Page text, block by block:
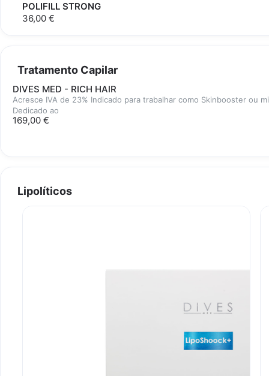
POLIFILL STRONG
36,00 €
Tratamento Capilar
DIVES MED - RICH HAIR
Acresce IVA de 23% Indicado para trabalhar como Skinbooster ou
Dedicado ao
169,00 €
Lipolíticos